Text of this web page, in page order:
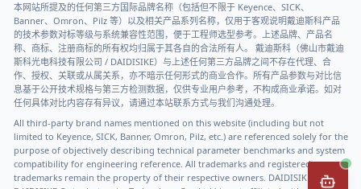
本网站所提及的任何第三方国际品牌名称（包括但不限于 Keyence、SICK、
Banner、Omron、Pilz 等）以及相关产品系列名称，仅用于客观说明戴迪斯科产品
的技术参数对标等级与系统兼容性范围，便于工程师选型参考。上述品牌、产品名
称、商标、注册商标的所有权均归属于其各自的合法所有人。 戴迪斯科（佛山市戴迪
斯科光电科技有限公司 / DAIDISIKE）与上述任何第三方品牌之间不存在代理、合
作、授权、关联或从属关系，亦不暗示任何形式的商业合作。所有产品参数与对比信
息基于公开技术规格与第三方检测数据，仅供专业用户参考，不构成商业承诺。如对
任何具体对比内容存有异议，请通过本站联系方式与我们沟通处理。
All third-party brand names mentioned on this website (including but not
limited to Keyence, SICK, Banner, Omron, Pilz, etc.) are referenced solely for the
purpose of objectively describing technical parameter benchmarks and system
compatibility for engineering reference. All trademarks and registered
trademarks remain the property of their respective owners. DAIDISIKE (Foshan